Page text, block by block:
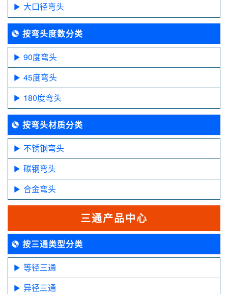
大口径弯头
按弯头度数分类
90度弯头
45度弯头
180度弯头
按弯头材质分类
不锈钢弯头
碳钢弯头
合金弯头
三通产品中心
按三通类型分类
等径三通
异径三通